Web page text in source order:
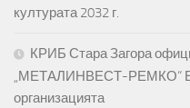
културата 2032 г.
КРИБ Стара Загора
„МЕТАЛИНВЕСТ-РЕМКО“
организацията